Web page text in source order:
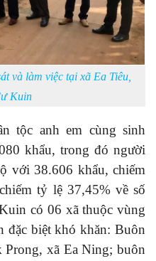
và làm việc tại xã Ea Tiêu,
Kuin
tộc anh em cùng sinh
khẩu, trong đó người
với 38.606 khẩu, chiếm
tỷ lệ 37,45% về số
có 06 xã thuộc vùng
đặc biệt khó khăn: Buôn
xã Ea Ning; buôn